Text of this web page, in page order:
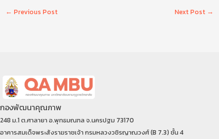
← Previous Post Next Post →
กองพัฒนาคุณภาพ
248 ม.1 ต.ศาลายา อ.พุทธมณฑล จ.นครปฐม 73170
อาคารสมเด็จพระสังราฆราชเจ้า กรมหลวงวชิรญาณวงศ์ (B 7.3) ชั้น 4